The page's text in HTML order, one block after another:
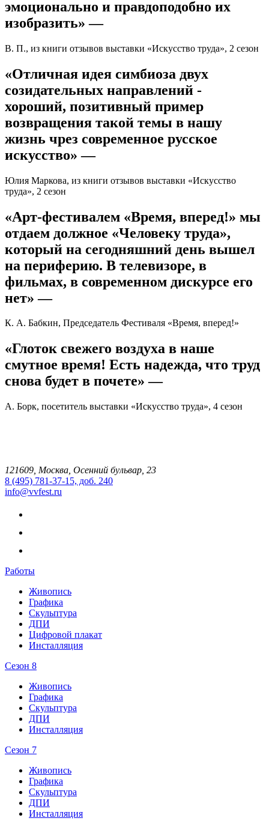
эмоционально и правдоподобно их
изобразить» —
В. П., из книги отзывов выставки «Искусство труда», 2 сезон
«Отличная идея симбиоза двух
созидательных направлений -
хороший, позитивный пример
возвращения такой темы в нашу
жизнь чрез современное русское
искусство» —
Юлия Маркова, из книги отзывов выставки «Искусство
труда», 2 сезон
«Арт-фестивалем «Время, вперед!» мы
отдаем должное «Человеку труда»,
который на сегодняшний день вышел
на периферию. В телевизоре, в
фильмах, в современном дискурсе его
нет» —
К. А. Бабкин, Председатель Фестиваля «Время, вперед!»
«Глоток свежего воздуха в наше
смутное время! Есть надежда, что труд
снова будет в почете» —
A. Борк, посетитель выставки «Искусство труда», 4 сезон
121609, Москва, Осенний бульвар, 23
8 (495) 781-37-15, доб. 240
info@vvfest.ru
Работы
Живопись
Графика
Скульптура
ДПИ
Цифровой плакат
Инсталляция
Сезон 8
Живопись
Графика
Скульптура
ДПИ
Инсталляция
Сезон 7
Живопись
Графика
Скульптура
ДПИ
Инсталляция